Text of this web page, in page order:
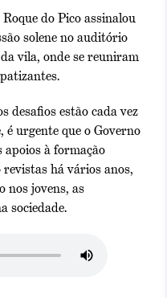
do Pico assinalou
solene no auditório
vila, onde se reuniram
desafios estão cada vez
é urgente que o Governo
apoios à formação
há vários anos,
nos jovens, as
sociedade.